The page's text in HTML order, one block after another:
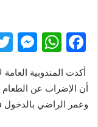
F
c
e
W
at
s
M
s
s
أكدت المندوبية العامة
أن الإضراب عن
وعمر الراضي بالدخول